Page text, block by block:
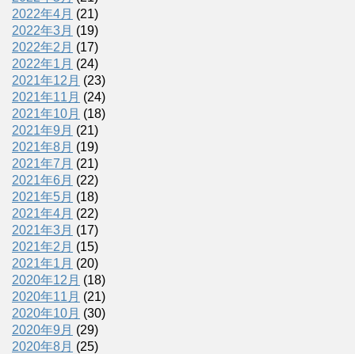
2022年4月 (21)
2022年3月 (19)
2022年2月 (17)
2022年1月 (24)
2021年12月 (23)
2021年11月 (24)
2021年10月 (18)
2021年9月 (21)
2021年8月 (19)
2021年7月 (21)
2021年6月 (22)
2021年5月 (18)
2021年4月 (22)
2021年3月 (17)
2021年2月 (15)
2021年1月 (20)
2020年12月 (18)
2020年11月 (21)
2020年10月 (30)
2020年9月 (29)
2020年8月 (25)